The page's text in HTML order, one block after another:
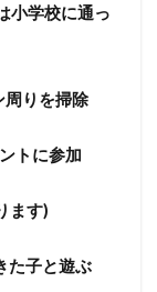
学校に通っ
りを掃除
トに参加
ます)
た子と遊ぶ